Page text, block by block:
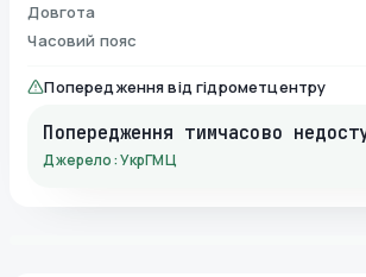
Довгота
Часовий пояс
Попередження від гідрометцентру
Попередження тимчасово
Джерело: УкрГМЦ